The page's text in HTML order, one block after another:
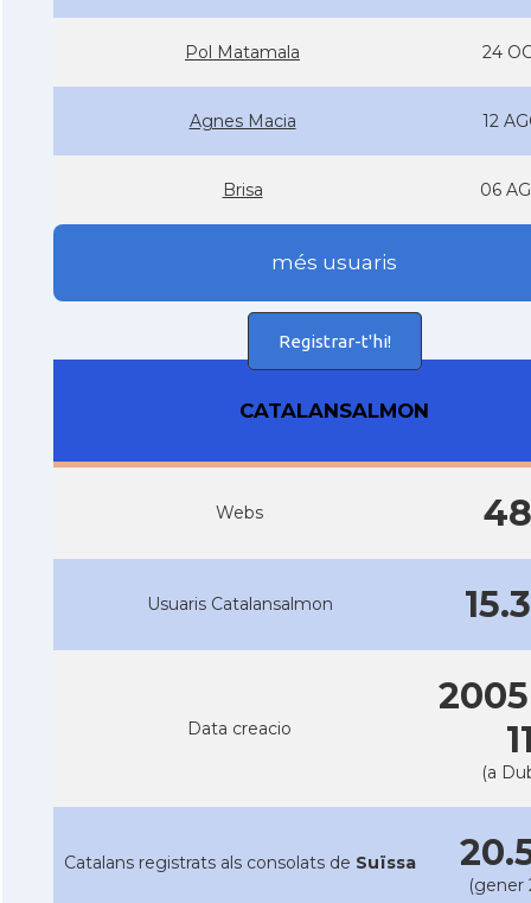
Pol Matamala 24
Agnes Macia 12
Brisa 06
més usuaris
Registrar-t'hi!
CATALANSALMON
Webs
Usuaris Catalansalmon
Data creacio
(a
Catalans registrats als consolats de Suïssa
(gener